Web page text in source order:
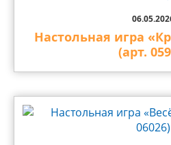
Настольная игра
(арт.